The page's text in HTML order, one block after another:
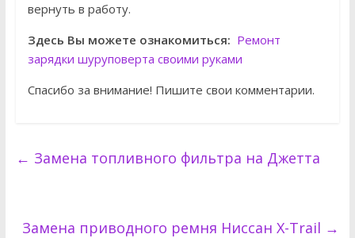
вернуть в работу.
Здесь Вы можете ознакомиться: Ремонт
зарядки шуруповерта своими руками
Спасибо за внимание! Пишите свои комментарии.
← Замена топливного фильтра на Джетта
Замена приводного ремня Ниссан X-Trail →